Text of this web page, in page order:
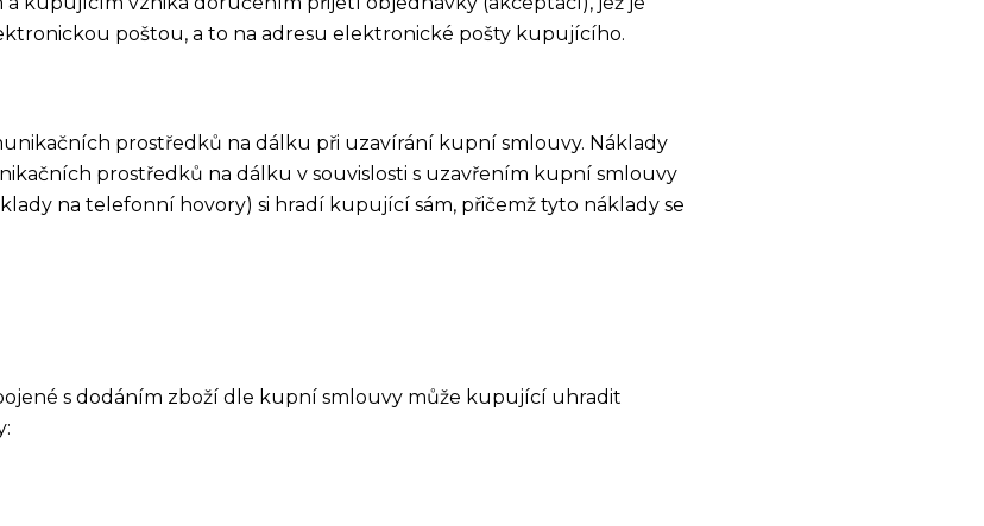
poštou, a to na adresu elektronické pošty kupujícího.
prostředků na dálku při uzavírání kupní smlouvy. Náklady
prostředků na dálku v souvislosti s uzavřením kupní smlouvy
na telefonní hovory) si hradí kupující sám, přičemž tyto náklady se
s dodáním zboží dle kupní smlouvy může kupující uhradit